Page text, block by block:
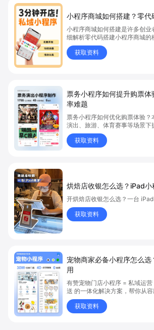
小程序商城如何搭建？零代
小程序商城如何搭建是许多创业
细解析零代码搭建小程序商城的
商城、商城搭建与零代码开店优
品上架、全渠道销售及高效会员
货新模式。点击获取详细操作指
获取资料
票务小程序如何提升购票体
率难题
票务小程序如何优化购票体验
演出、旅游、体育赛事等场景下
售渠道、实现会员精准营销的具
“票务小程序”、“购票体验”、“购
获取资料
烘焙店收银怎么选？iPad
开烘焙店收银怎么选？一台
获取资料
宠物商家必备小程序怎么选
用
有赞宠物门店小程序 = 私域运
送 的一体化解决方案，帮你从容
获取资料